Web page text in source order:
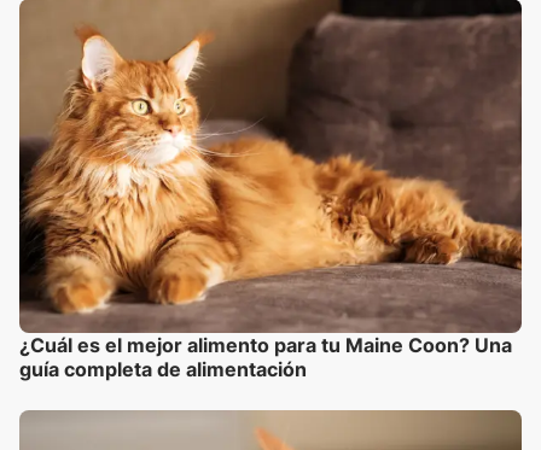
¿Cuál es el mejor alimento para tu Maine Coon? Una
guía completa de alimentación